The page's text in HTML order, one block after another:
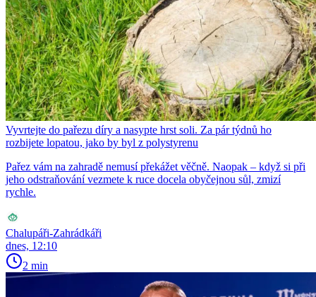
Vyvrtejte do pařezu díry a nasypte hrst soli. Za pár týdnů ho
rozbijete lopatou, jako by byl z polystyrenu
Pařez vám na zahradě nemusí překážet věčně. Naopak – když si při
jeho odstraňování vezmete k ruce docela obyčejnou sůl, zmizí
rychle.
Chalupáři-Zahrádkáři
dnes, 12:10
2 min